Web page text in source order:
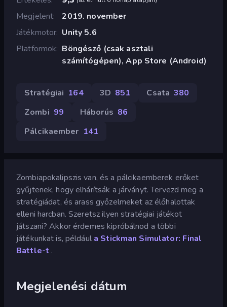
Megjelent
2019. november
Játékmotor Unity 5.6
Platformok Böngésző (csak asztali
számítógépen), App Store (Android)
Stratégiai 164 3D 851 Csata 380
Zombi 99 Háborús 86
Pálcikaember 141
Zombiapokalipszis van, és a pálcikaemberek erőket
gyűjtenek, hogy elhárítsák a járványt. Tervezd meg a
stratégiádat, és arass győzelmeket az élőhalottak
elleni harcban. Szeretsz ilyen stratégiai játékot
játszani? Akkor érdemes kipróbálnod a többi
játékunkat is, például a Stickman Simulator: Final
Battle-t .
Megjelenési dátum